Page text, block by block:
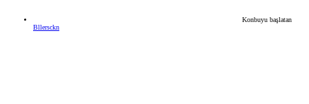
Konbuyu başlatan
Bllersckn